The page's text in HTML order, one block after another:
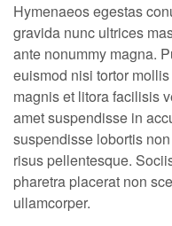
Hymenaeos egestas
gravida nunc ultrices
ante nonummy magna.
euismod nisi tortor
magnis et litora facilisis
amet suspendisse in
suspendisse lobortis
risus pellentesque.
pharetra placerat non
ullamcorper.